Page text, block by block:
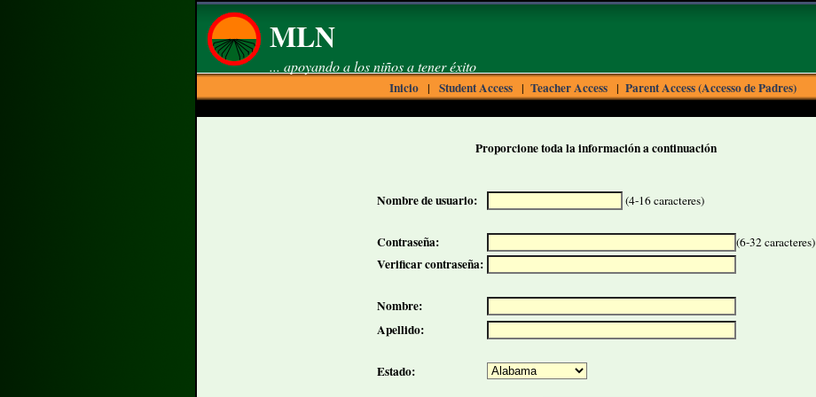
MLN
... apoyando a los niños a tener éxito
Inicio | Student Access | Teacher Access | Parent Access (Accesso de Padres)
Proporcione toda la información a continuación
Nombre de usuario: (4-16 caracteres)
Contraseña: (6-32 caracteres)
Verificar contraseña:
Nombre:
Apellido:
Estado: